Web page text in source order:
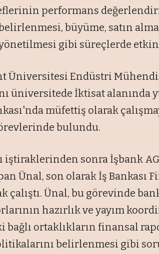
performans
büyüme, satın
gibi süreçlerde
Üniversitesi Endüstri
üniversitede İktisat alanında
müfettiş olarak
bulundu.
iştiraklerinden sonra İşbank
Ünal, son olarak İş Bankası
çalıştı. Ünal, bu görevinde
hazırlık ve yayım
bağlı ortaklıkların finansal
belirlenmesi gibi